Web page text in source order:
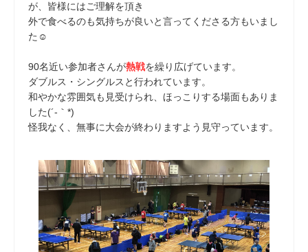
が、皆様にはご理解を頂き
外で食べるのも気持ちが良いと言ってくださる方もいまし
た☺
90名近い参加者さんが熱戦を繰り広げています。
ダブルス・シングルスと行われています。
和やかな雰囲気も見受けられ、ほっこりする場面もありま
した(´-｀*)
怪我なく、無事に大会が終わりますよう見守っています。